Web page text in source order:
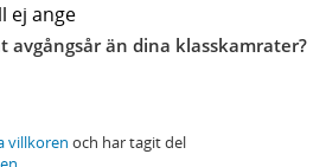
ej ange
avgångsår än dina klasskamrater?
villkoren och har tagit del